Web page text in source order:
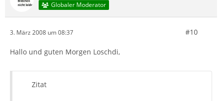
Globaler Moderator
3. März 2008 um 08:37 #10
Hallo und guten Morgen Loschdi,
Zitat